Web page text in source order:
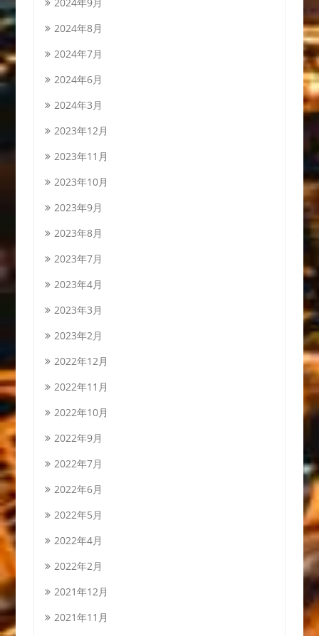
2024年8月
2024年7月
2024年6月
2024年3月
2023年12月
2023年11月
2023年10月
2023年9月
2023年8月
2023年7月
2023年4月
2023年3月
2023年2月
2022年12月
2022年11月
2022年10月
2022年9月
2022年7月
2022年6月
2022年5月
2022年4月
2022年2月
2021年12月
2021年11月